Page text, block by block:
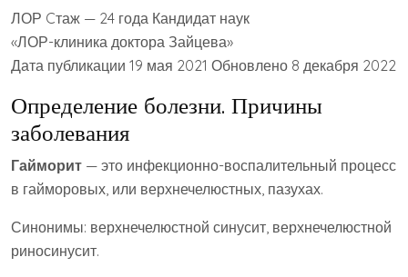
ЛОР Cтаж — 24 года Кандидат наук
«ЛОР-клиника доктора Зайцева»
Дата публикации 19 мая 2021 Обновлено 8 декабря 2022
Определение болезни. Причины
заболевания
Гайморит — это инфекционно-воспалительный процесс
в гайморовых, или верхнечелюстных, пазухах.
Синонимы: верхнечелюстной синусит, верхнечелюстной
риносинусит.